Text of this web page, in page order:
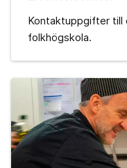
Kontaktuppgifter till
folkhögskola.